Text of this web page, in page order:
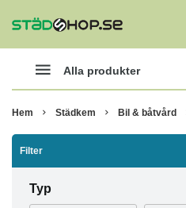
Alla produkter
Hem Städkem Bil & båtvård
Filter
Typ